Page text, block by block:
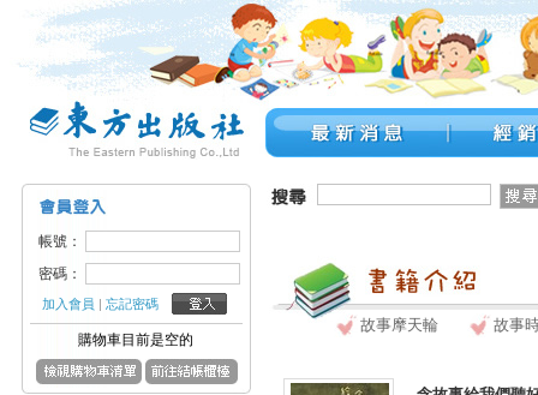
帳號：
密碼：
加入會員 |忘記密碼
購物車目前是空的
故事摩天輪 故事